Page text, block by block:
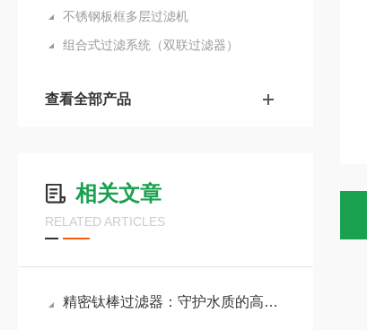
不锈钢板框多层过滤机
组合式过滤系统（双联过滤器）
查看全部产品
相关文章
RELATED ARTICLES
精密钛棒过滤器：守护水质的高效工具